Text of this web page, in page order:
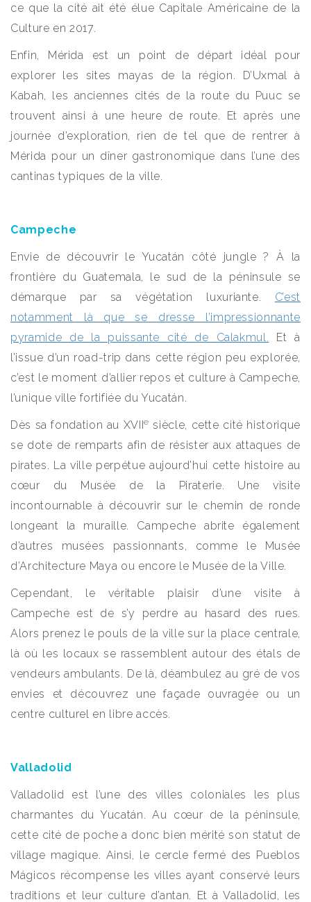
ce que la cité ait été élue Capitale Américaine de la
Culture en 2017.
Enfin, Mérida est un point de départ idéal pour
explorer les sites mayas de la région. D’Uxmal à
Kabah, les anciennes cités de la route du Puuc se
trouvent ainsi à une heure de route. Et après une
journée d’exploration, rien de tel que de rentrer à
Mérida pour un dîner gastronomique dans l’une des
cantinas typiques de la ville.
Campeche
Envie de découvrir le Yucatán côté jungle ? À la
frontière du Guatemala, le sud de la péninsule se
démarque par sa végétation luxuriante. C’est
notamment là que se dresse l’impressionnante
pyramide de la puissante cité de Calakmul. Et à
l’issue d’un road-trip dans cette région peu explorée,
c’est le moment d’allier repos et culture à Campeche,
l’unique ville fortifiée du Yucatán.
Dès sa fondation au XVIIe siècle, cette cité historique
se dote de remparts afin de résister aux attaques de
pirates. La ville perpétue aujourd’hui cette histoire au
cœur du Musée de la Piraterie. Une visite
incontournable à découvrir sur le chemin de ronde
longeant la muraille. Campeche abrite également
d’autres musées passionnants, comme le Musée
d’Architecture Maya ou encore le Musée de la Ville.
Cependant, le véritable plaisir d’une visite à
Campeche est de s’y perdre au hasard des rues.
Alors prenez le pouls de la ville sur la place centrale,
là où les locaux se rassemblent autour des étals de
vendeurs ambulants. De là, déambulez au gré de vos
envies et découvrez une façade ouvragée ou un
centre culturel en libre accès.
Valladolid
Valladolid est l’une des villes coloniales les plus
charmantes du Yucatán. Au cœur de la péninsule,
cette cité de poche a donc bien mérité son statut de
village magique. Ainsi, le cercle fermé des Pueblos
Mágicos récompense les villes ayant conservé leurs
traditions et leur culture d’antan. Et à Valladolid, les